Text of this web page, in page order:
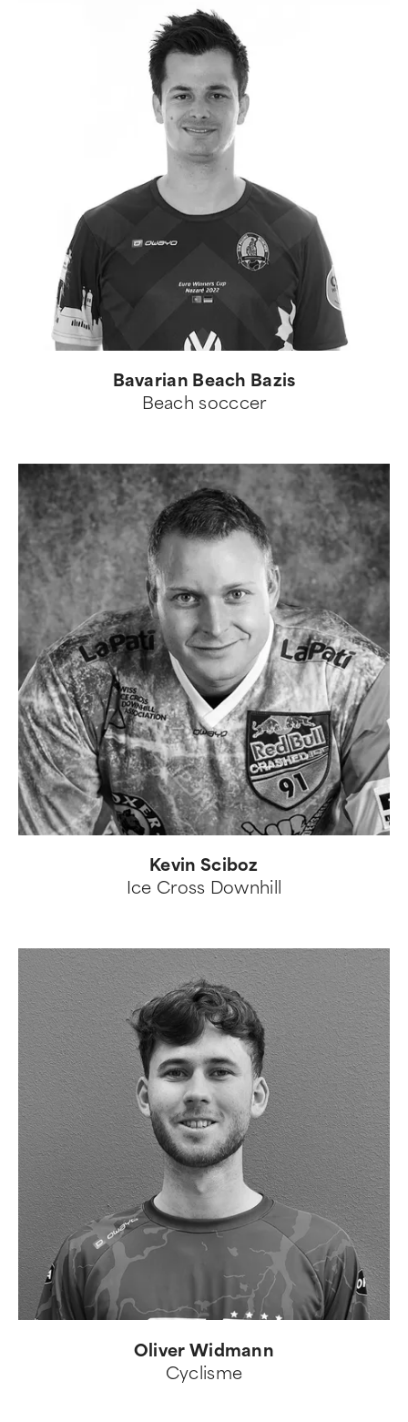
Bavarian Beach Bazis
Beach socccer
Kevin Sciboz
Ice Cross Downhill
Oliver Widmann
Cyclisme